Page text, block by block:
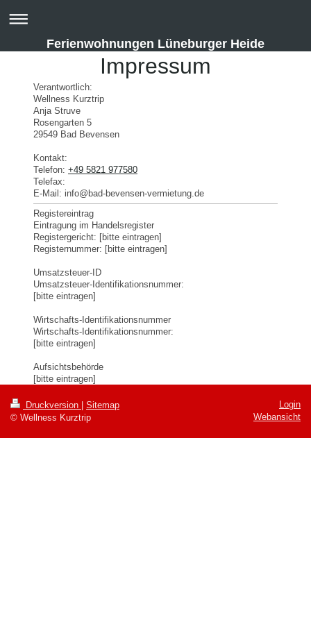
Ferienwohnungen Lüneburger Heide
Impressum
Verantwortlich:
Wellness Kurztrip
Anja Struve
Rosengarten 5
29549 Bad Bevensen
Kontakt:
Telefon: +49 5821 977580
Telefax:
E-Mail: info@bad-bevensen-vermietung.de
Registereintrag
Eintragung im Handelsregister
Registergericht: [bitte eintragen]
Registernummer: [bitte eintragen]
Umsatzsteuer-ID
Umsatzsteuer-Identifikationsnummer:
[bitte eintragen]
Wirtschafts-Identifikationsnummer
Wirtschafts-Identifikationsnummer:
[bitte eintragen]
Aufsichtsbehörde
[bitte eintragen]
Druckversion
Sitemap
© Wellness Kurztrip
Login
Webansicht